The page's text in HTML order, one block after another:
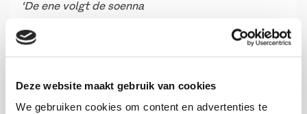
Deze website maakt gebruik van cookies
We gebruiken cookies om content en advertenties te
‘De ene volgt de soenna
de ander kijkt ze aan van
jullie moeten allebei stoppen met roken’